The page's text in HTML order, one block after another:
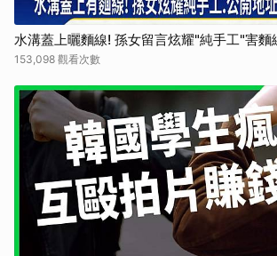
水溝蓋上曬麵線! 孫女留言炫耀"純手工"害麵
153,098 觀看次數